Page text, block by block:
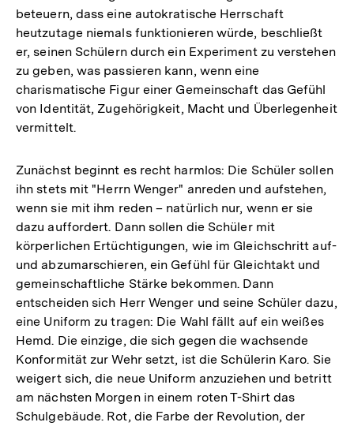
beteuern, dass eine autokratische Herrschaft
heutzutage niemals funktionieren würde, beschließt
er, seinen Schülern durch ein Experiment zu verstehen
zu geben, was passieren kann, wenn eine
charismatische Figur einer Gemeinschaft das Gefühl
von Identität, Zugehörigkeit, Macht und Überlegenheit
vermittelt.
Zunächst beginnt es recht harmlos: Die Schüler sollen
ihn stets mit "Herrn Wenger" anreden und aufstehen,
wenn sie mit ihm reden – natürlich nur, wenn er sie
dazu auffordert. Dann sollen die Schüler mit
körperlichen Ertüchtigungen, wie im Gleichschritt auf-
und abzumarschieren, ein Gefühl für Gleichtakt und
gemeinschaftliche Stärke bekommen. Dann
entscheiden sich Herr Wenger und seine Schüler dazu,
eine Uniform zu tragen: Die Wahl fällt auf ein weißes
Hemd. Die einzige, die sich gegen die wachsende
Konformität zur Wehr setzt, ist die Schülerin Karo. Sie
weigert sich, die neue Uniform anzuziehen und betritt
am nächsten Morgen in einem roten T-Shirt das
Schulgebäude. Rot, die Farbe der Revolution, der